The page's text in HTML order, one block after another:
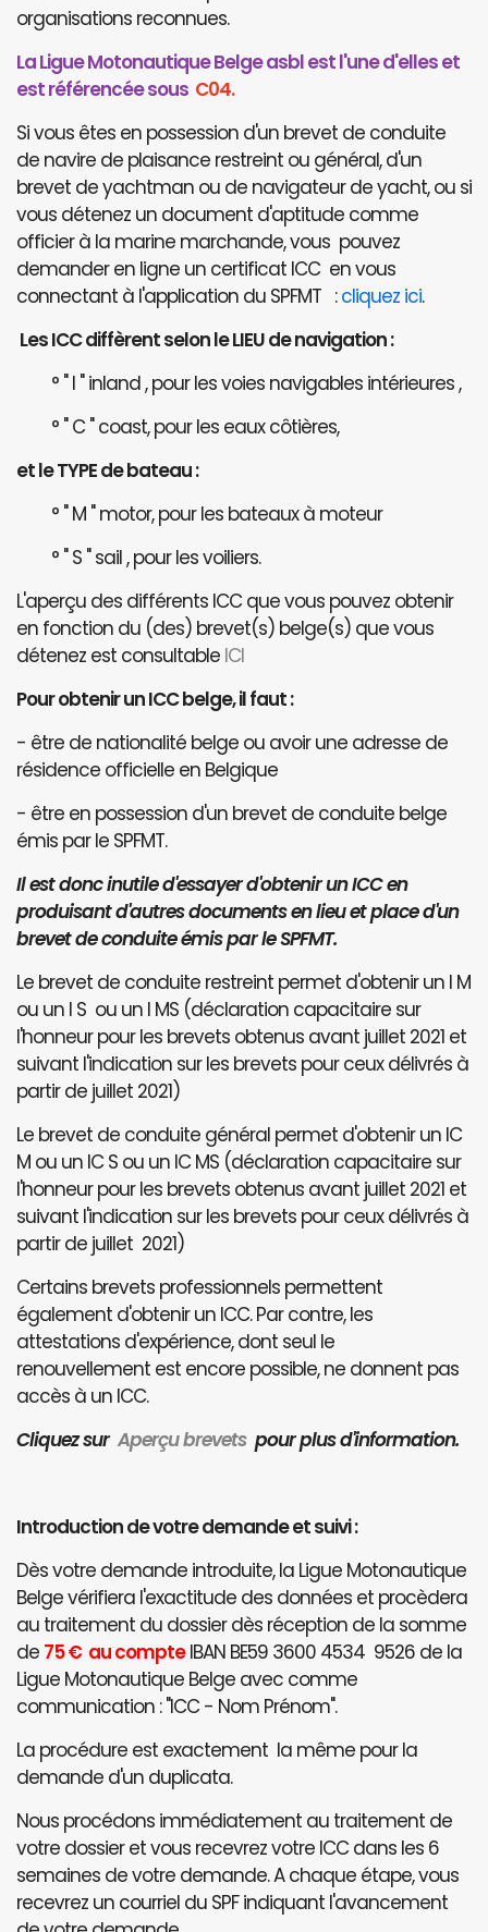
organisations reconnues.
La Ligue Motonautique Belge asbl est l'une d'elles et
est référencée sous C04.
Si vous êtes en possession d'un brevet de conduite
de navire de plaisance restreint ou général, d'un
brevet de yachtman ou de navigateur de yacht, ou si
vous détenez un document d'aptitude comme
officier à la marine marchande, vous pouvez
demander en ligne un certificat ICC en vous
connectant à l'application du SPFMT :cliquez ici.
Les ICC diffèrent selon le LIEU de navigation :
° " I " inland , pour les voies navigables intérieures ,
° " C " coast, pour les eaux côtières,
et le TYPE de bateau :
° " M " motor, pour les bateaux à moteur
° " S " sail , pour les voiliers.
L'aperçu des différents ICC que vous pouvez obtenir
en fonction du (des) brevet(s) belge(s) que vous
détenez est consultable ICI
Pour obtenir un ICC belge, il faut :
- être de nationalité belge ou avoir une adresse de
résidence officielle en Belgique
- être en possession d'un brevet de conduite belge
émis par le SPFMT.
Il est donc inutile d'essayer d'obtenir un ICC en
produisant d'autres documents en lieu et place d'un
brevet de conduite émis par le SPFMT.
Le brevet de conduite restreint permet d'obtenir un I M
ou un I S ou un I MS (déclaration capacitaire sur
l'honneur pour les brevets obtenus avant juillet 2021 et
suivant l'indication sur les brevets pour ceux délivrés à
partir de juillet 2021)
Le brevet de conduite général permet d'obtenir un IC
M ou un IC S ou un IC MS (déclaration capacitaire sur
l'honneur pour les brevets obtenus avant juillet 2021 et
suivant l'indication sur les brevets pour ceux délivrés à
partir de juillet 2021)
Certains brevets professionnels permettent
également d'obtenir un ICC. Par contre, les
attestations d'expérience, dont seul le
renouvellement est encore possible, ne donnent pas
accès à un ICC.
Cliquez surAperçu brevets pour plus d'information.
Introduction de votre demande et suivi :
Dès votre demande introduite, la Ligue Motonautique
Belge vérifiera l'exactitude des données et procèdera
au traitement du dossier dès réception de la somme
de 75 € au compteIBAN BE59 3600 4534 9526 de la
Ligue Motonautique Belge avec comme
communication : "ICC - Nom Prénom".
La procédure est exactement la même pour la
demande d'un duplicata.
Nous procédons immédiatement au traitement de
votre dossier et vous recevrez votre ICC dans les 6
semaines de votre demande. A chaque étape, vous
recevrez un courriel du SPF indiquant l'avancement